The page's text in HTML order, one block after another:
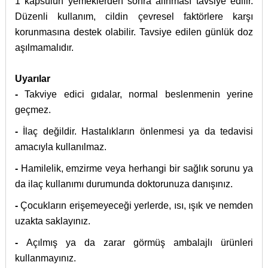
Düzenli kullanım, cildin çevresel faktörlere karşı
korunmasına destek olabilir. Tavsiye edilen günlük doz
aşılmamalıdır.
Uyarılar
-Takviye edici gıdalar, normal beslenmenin yerine
geçmez.
-
İlaç değildir. Hastalıkların önlenmesi ya da tedavisi
amacıyla kullanılmaz.
- Hamilelik, emzirme veya herhangi bir sağlık sorunu ya
da ilaç kullanımı durumunda doktorunuza danışınız.
-Çocukların erişemeyeceği yerlerde, ısı, ışık ve nemden
uzakta saklayınız.
- Açılmış ya da zarar görmüş ambalajlı ürünleri
kullanmayınız.